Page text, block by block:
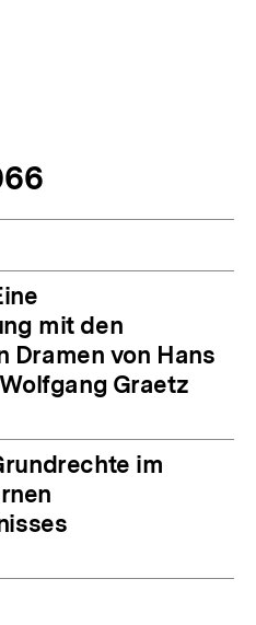
mit den
Dramen von Hans
Graetz
im